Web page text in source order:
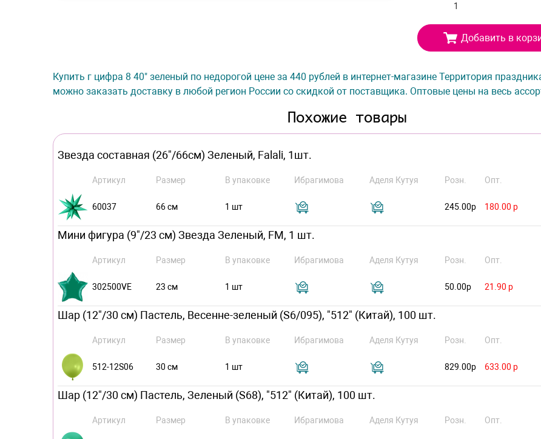
Добавить в
Купить г цифра 8 40" зеленый по недорогой цене за 440 рублей в интернет-магазине Территория
можно заказать доставку в любой регион России со скидкой от поставщика. Оптовые цены на весь
Похожие товары
Звезда составная (26"/66см) Зеленый, Falali, 1шт.
Артикул Размер В упаковке Ибрагимова Аделя Кутуя Розн. Опт.
60037 66 см 1 шт 245.00р 180.00 р
Мини фигура (9"/23 см) Звезда Зеленый, FM, 1 шт.
Артикул Размер В упаковке Ибрагимова Аделя Кутуя Розн. Опт.
302500VE 23 см 1 шт 50.00р 21.90 р
Шар (12"/30 см) Пастель, Весенне-зеленый (S6/095), "512" (Китай), 100 шт.
Артикул Размер В упаковке Ибрагимова Аделя Кутуя Розн. Опт.
512-12S06 30 см 1 шт 829.00р 633.00 р
Шар (12"/30 см) Пастель, Зеленый (S68), "512" (Китай), 100 шт.
Артикул Размер В упаковке Ибрагимова Аделя Кутуя Розн. Опт.